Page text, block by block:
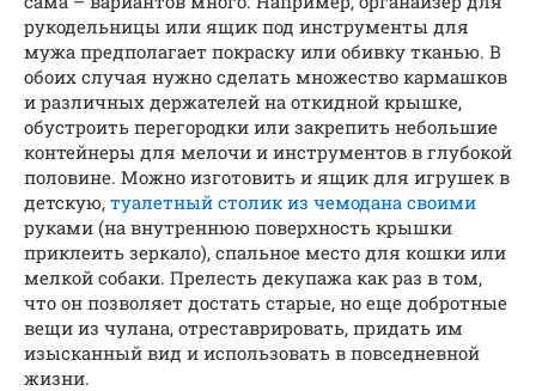
рукодельницы или ящик под инструменты для
мужа предполагает покраску или обивку тканью. В
обоих случая нужно сделать множество кармашков
и различных держателей на откидной крышке,
обустроить перегородки или закрепить небольшие
контейнеры для мелочи и инструментов в глубокой
половине. Можно изготовить и ящик для игрушек в
детскую, туалетный столик из чемодана своими
руками (на внутреннюю поверхность крышки
приклеить зеркало), спальное место для кошки или
мелкой собаки. Прелесть декупажа как раз в том,
что он позволяет достать старые, но еще добротные
вещи из чулана, отреставрировать, придать им
изысканный вид и использовать в повседневной
жизни.